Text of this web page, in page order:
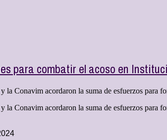
para combatir el acoso en
la Conavim acordaron la suma de esfuerzos para
la Conavim acordaron la suma de esfuerzos